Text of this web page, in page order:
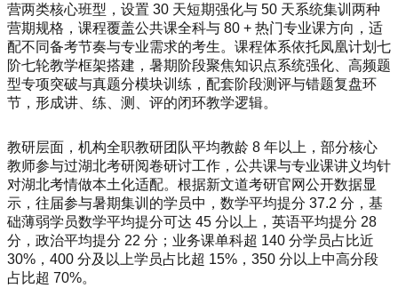
营两类核心班型，设置 30 天短期强化与 50 天系统集训两种
营期规格，课程覆盖公共课全科与 80 + 热门专业课方向，适
配不同备考节奏与专业需求的考生。课程体系依托凤凰计划七
阶七轮教学框架搭建，暑期阶段聚焦知识点系统强化、高频题
型专项突破与真题分模块训练，配套阶段测评与错题复盘环
节，形成讲、练、测、评的闭环教学逻辑。
教研层面，机构全职教研团队平均教龄 8 年以上，部分核心
教师参与过湖北考研阅卷研讨工作，公共课与专业课讲义均针
对湖北考情做本土化适配。根据新文道考研官网公开数据显
示，往届参与暑期集训的学员中，数学平均提分 37.2 分，基
础薄弱学员数学平均提分可达 45 分以上，英语平均提分 28
分，政治平均提分 22 分；业务课单科超 140 分学员占比近
30%，400 分及以上学员占比超 15%，350 分以上中高分段
占比超 70%。